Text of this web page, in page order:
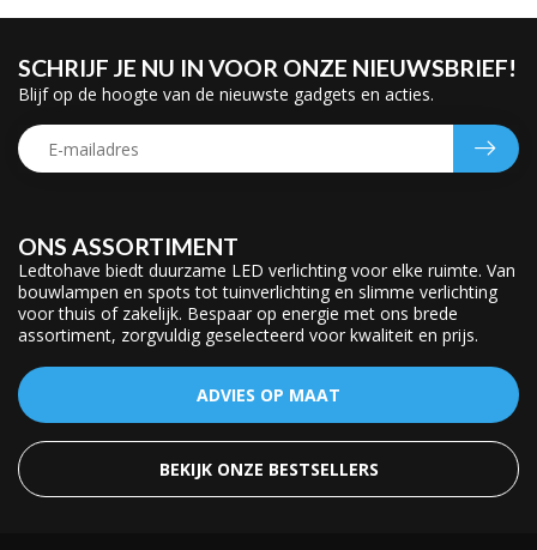
ONS ASSORTIMENT
Ledtohave biedt duurzame LED verlichting voor elke ruimte. Van
bouwlampen en spots tot tuinverlichting en slimme verlichting
voor thuis of zakelijk. Bespaar op energie met ons brede
assortiment, zorgvuldig geselecteerd voor kwaliteit en prijs.
ADVIES OP MAAT
BEKIJK ONZE BESTSELLERS
SCHRIJF JE NU IN VOOR ONZE NIEUWSBRIEF!
Blijf op de hoogte van de nieuwste gadgets en acties.